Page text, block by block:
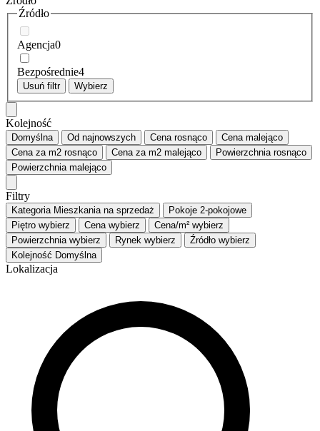
Źródło
Agencja0
Bezpośrednie4
Usuń filtr Wybierz
Kolejność
Domyślna Od najnowszych Cena rosnąco Cena malejąco
Cena za m2 rosnąco Cena za m2 malejąco Powierzchnia rosnąco
Powierzchnia malejąco
Filtry
Kategoria Mieszkania na sprzedaż Pokoje 2-pokojowe
Piętro wybierz Cena wybierz Cena/m² wybierz
Powierzchnia wybierz Rynek wybierz Źródło wybierz
Kolejność Domyślna
Lokalizacja